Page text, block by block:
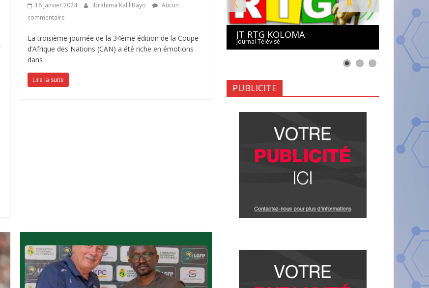
16 janvier 2024 Ibrahima Kalil Bayo
Aucun
commentaire
La troisième journée de la 34ème édition de la Coupe
d’Afrique des Nations (CAN) a été riche en émotions
dans
Lire la suite
JT RTG KOLOMA
Journal Télévisé
PUBLICITE